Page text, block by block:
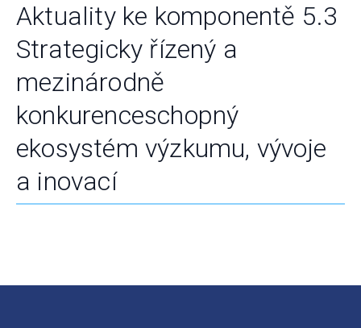
Aktuality ke komponentě 5.3
Strategicky řízený a
mezinárodně
konkurenceschopný
ekosystém výzkumu, vývoje
a inovací